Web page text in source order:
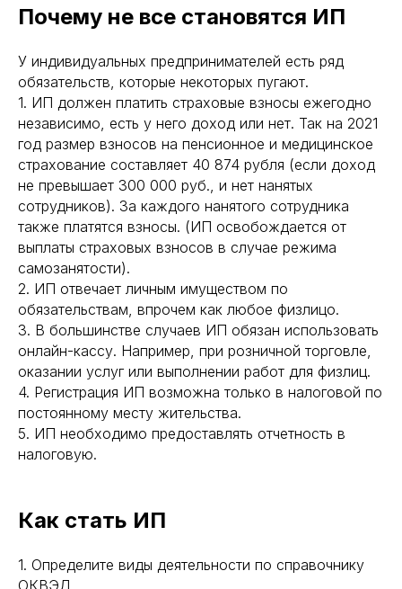
Почему не все становятся ИП
У индивидуальных предпринимателей есть ряд
обязательств, которые некоторых пугают.
1. ИП должен платить страховые взносы ежегодно
независимо, есть у него доход или нет. Так на 2021
год размер взносов на пенсионное и медицинское
страхование составляет 40 874 рубля (если доход
не превышает 300 000 руб., и нет нанятых
сотрудников). За каждого нанятого сотрудника
также платятся взносы. (ИП освобождается от
выплаты страховых взносов в случае режима
самозанятости).
2. ИП отвечает личным имуществом по
обязательствам, впрочем как любое физлицо.
3. В большинстве случаев ИП обязан использовать
онлайн-кассу. Например, при розничной торговле,
оказании услуг или выполнении работ для физлиц.
4. Регистрация ИП возможна только в налоговой по
постоянному месту жительства.
5. ИП необходимо предоставлять отчетность в
налоговую.
Как стать ИП
1. Определите виды деятельности по справочнику